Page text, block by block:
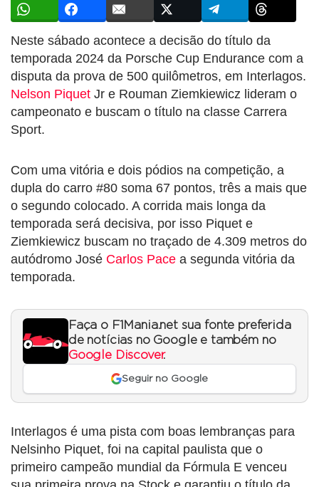
Neste sábado acontece a decisão do título da
temporada 2024 da Porsche Cup Endurance com a
disputa da prova de 500 quilômetros, em Interlagos.
Nelson Piquet Jr e Rouman Ziemkiewicz lideram o
campeonato e buscam o título na classe Carrera
Sport.
Com uma vitória e dois pódios na competição, a
dupla do carro #80 soma 67 pontos, três a mais que
o segundo colocado. A corrida mais longa da
temporada será decisiva, por isso Piquet e
Ziemkiewicz buscam no traçado de 4.309 metros do
autódromo José Carlos Pace a segunda vitória da
temporada.
Faça o F1Mania.net sua fonte preferida
de notícias no Google e também no
Google Discover.
Seguir no Google
Interlagos é uma pista com boas lembranças para
Nelsinho Piquet, foi na capital paulista que o
primeiro campeão mundial da Fórmula E venceu